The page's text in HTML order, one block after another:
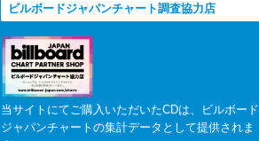
ビルボードジャパンチャート調査協力店
当サイトにてご購入いただいたCDは、ビルボード
ジャパンチャートの集計データとして提供されま